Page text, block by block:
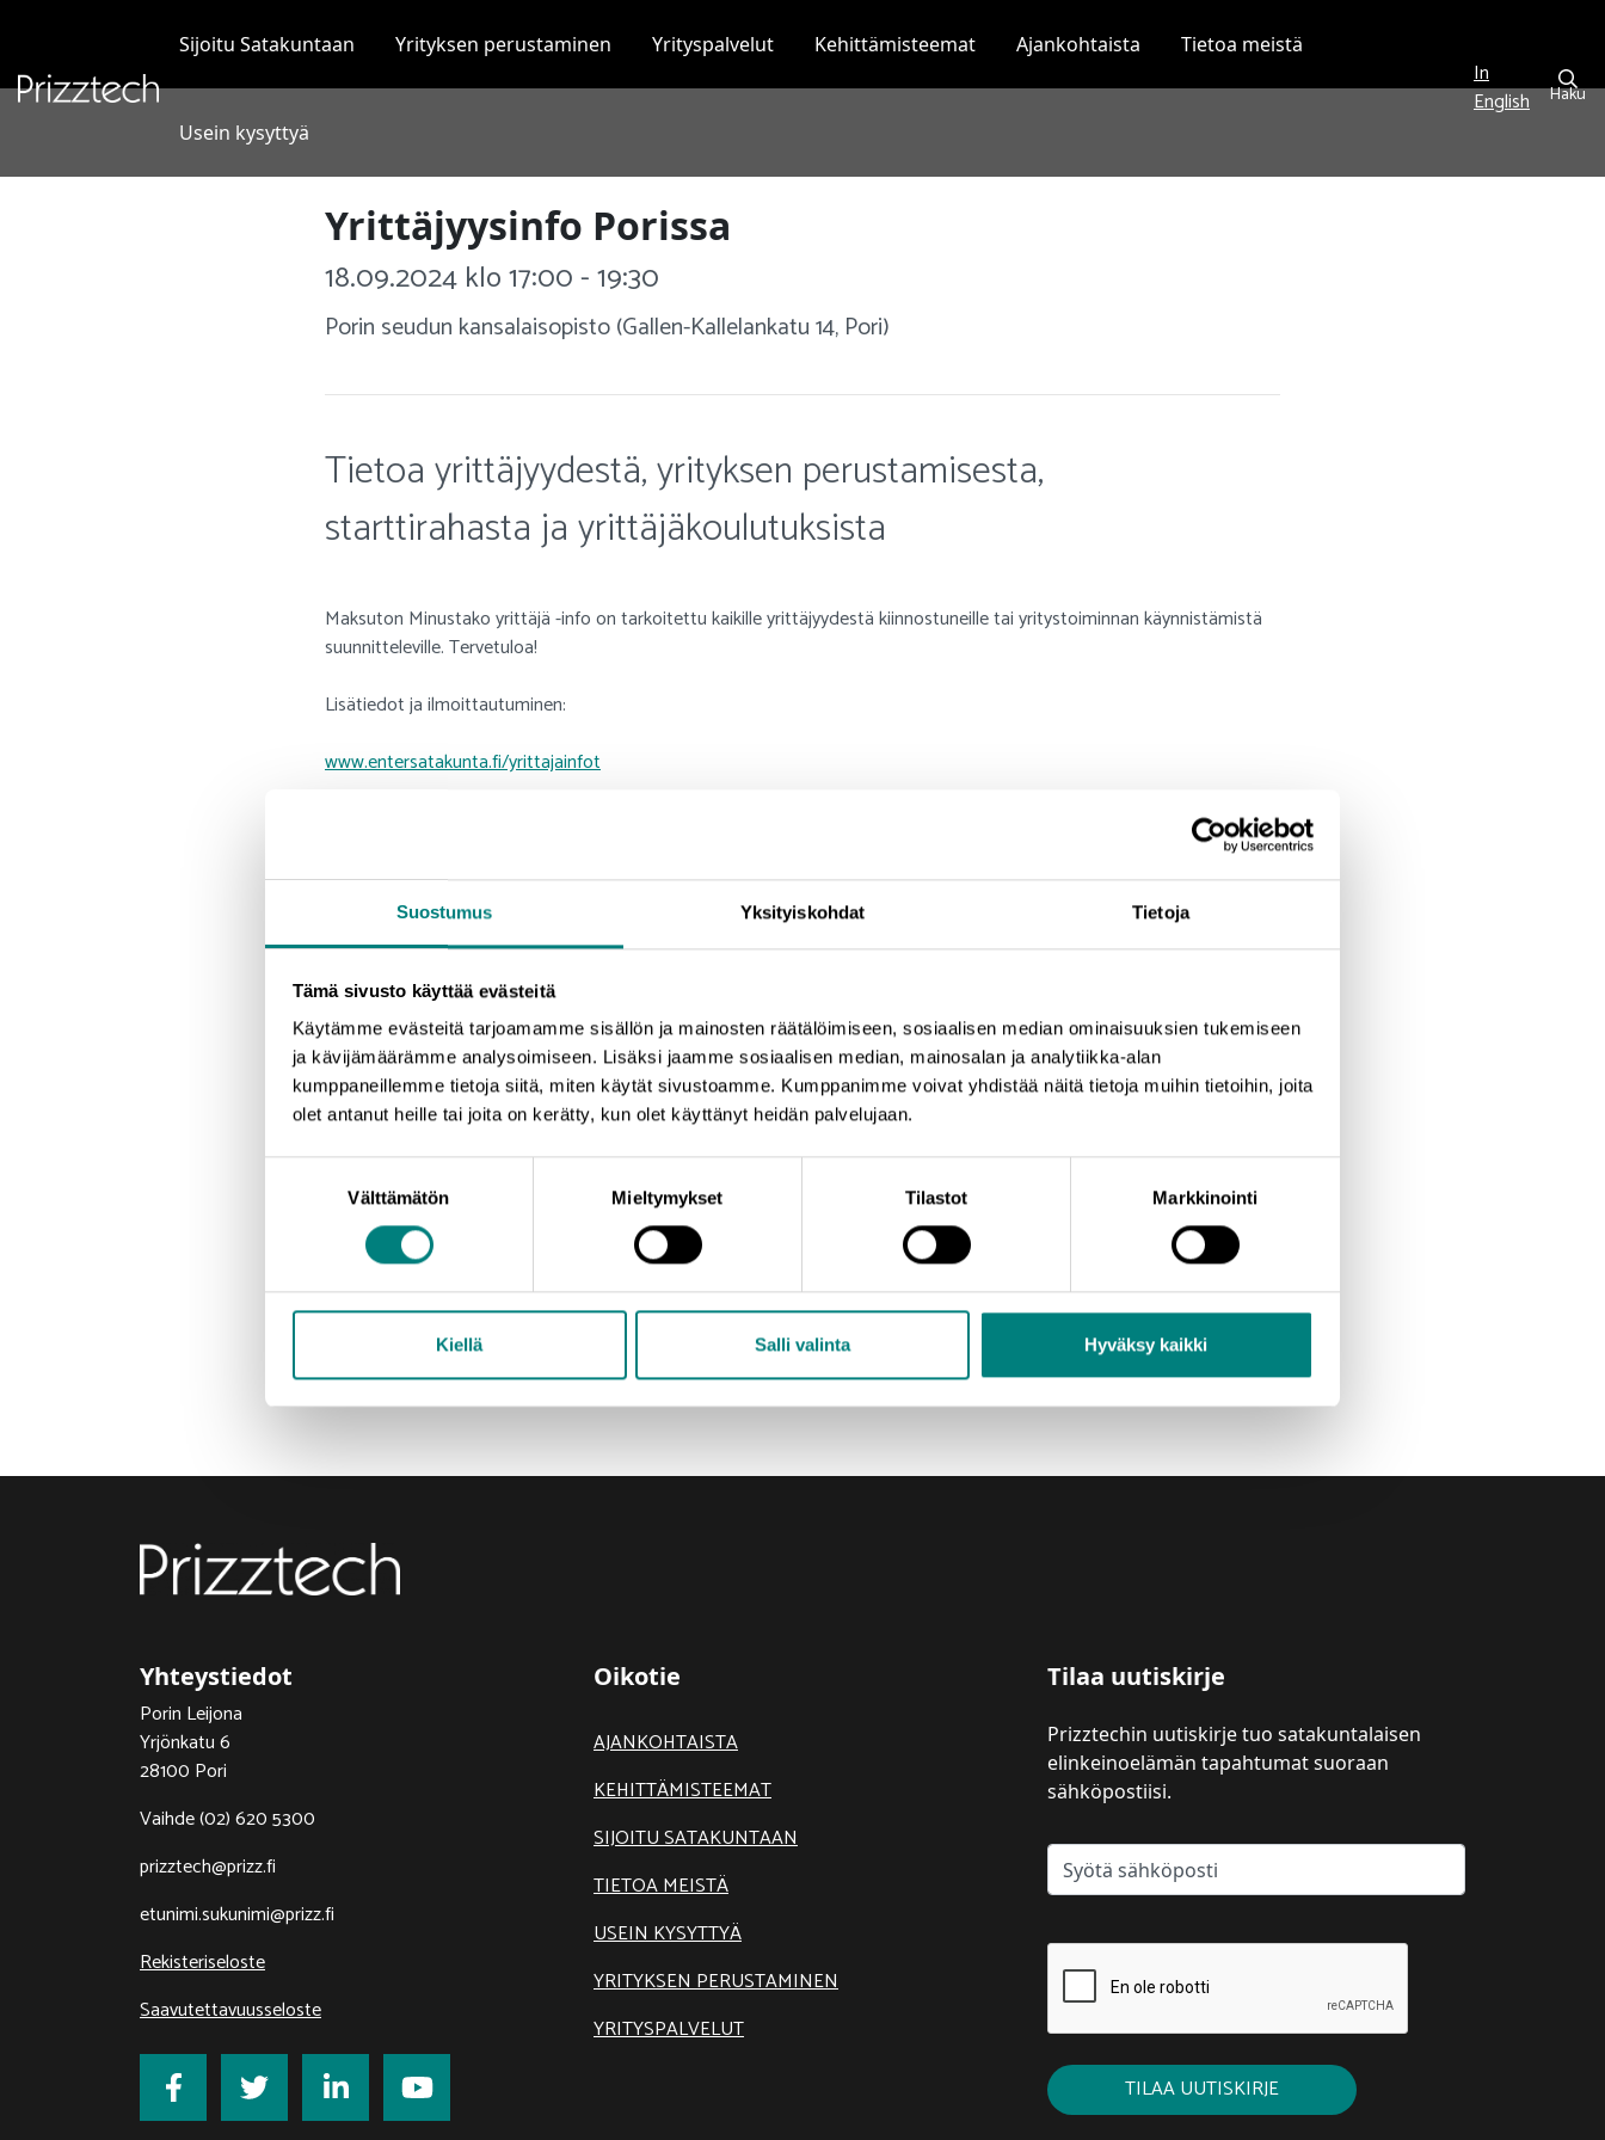
Suostumus Yksityiskohdat Tietoja
Tämä sivusto käyttää evästeitä
Käytämme evästeitä tarjoamamme sisällön ja mainosten räätälöimiseen, sosiaalisen median ominaisuuksien tukemiseen
ja kävijämäärämme analysoimiseen. Lisäksi jaamme sosiaalisen median, mainosalan ja analytiikka-alan
kumppaneillemme tietoja siitä, miten käytät sivustoamme. Kumppanimme voivat yhdistää näitä tietoja muihin tietoihin, joita
olet antanut heille tai joita on kerätty, kun olet käyttänyt heidän palvelujaan.
Välttämätön Mieltymykset Tilastot Markkinointi
Kiellä Salli valinta Hyväksy kaikki
Sijoitu Satakuntaan Yrityksen perustaminen Yrityspalvelut Kehittämisteemat Ajankohtaista Tietoa meistä
Usein kysyttyä
In
English
Haku
Yrittäjyysinfo Porissa
18.09.2024 klo 17:00 - 19:30
Porin seudun kansalaisopisto (Gallen-Kallelankatu 14, Pori)
Tietoa yrittäjyydestä, yrityksen perustamisesta,
starttirahasta ja yrittäjäkoulutuksista
Maksuton Minustako yrittäjä -info on tarkoitettu kaikille yrittäjyydestä kiinnostuneille tai yritystoiminnan käynnistämistä
suunnitteleville. Tervetuloa!
Lisätiedot ja ilmoittautuminen:
www.entersatakunta.fi/yrittajainfot
Tutustu myösUusyrityskeskusten valtakunnallisiin, maksuttomiin yrittäjyysinfoihin.
Yhteystiedot
Porin Leijona
Yrjönkatu 6
28100 Pori
Vaihde (02) 620 5300
prizztech@prizz.fi
etunimi.sukunimi@prizz.fi
Rekisteriseloste
Saavutettavuusseloste
Oikotie
AJANKOHTAISTA
KEHITTÄMISTEEMAT
SIJOITU SATAKUNTAAN
TIETOA MEISTÄ
USEIN KYSYTTYÄ
YRITYKSEN PERUSTAMINEN
YRITYSPALVELUT
Tilaa uutiskirje
Prizztechin uutiskirje tuo satakuntalaisen
elinkeinoelämän tapahtumat suoraan
sähköpostiisi.
TILAA UUTISKIRJE